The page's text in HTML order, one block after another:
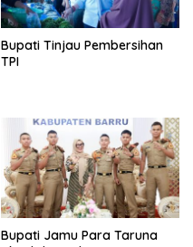
Bupati Tinjau Pembersihan
TPI
Bupati Jamu Para Taruna